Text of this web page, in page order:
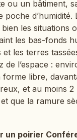
ou un bâtiment,
poche
les situations
les bas-fonds
les terres
de l’espace :
libre,
et au moins 2
que la ramure
un poirier